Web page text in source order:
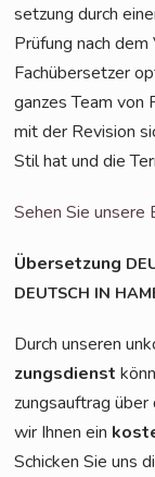
set­zung durch
Prü­fung nach
Fach­über­set­zer
gan­zes Team
mit der Revi­si­on
Stil hat und die
Sehen Sie
Über­set­zung
DEUTSCH IN
Durch unse­ren
zungs­dienst
zungs­auf­trag
wir Ihnen ein
Schi­cken Sie uns